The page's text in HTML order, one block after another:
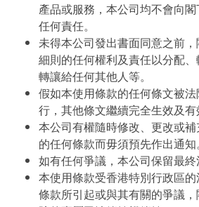
產品或服務，本公司均不會向
任何責任。
未得本公司發出書面同意之前
細則的任何權利及責任以分配
轉讓給任何其他人等。
假如本使用條款的任何條文被
行，其他條文繼續完全生效及有
本公司有權隨時修改、更改或
的任何條款而毋須預先作出通知
如有任何爭議，本公司保留最終
本使用條款受香港特別行政區
條款所引起或與其有關的爭議